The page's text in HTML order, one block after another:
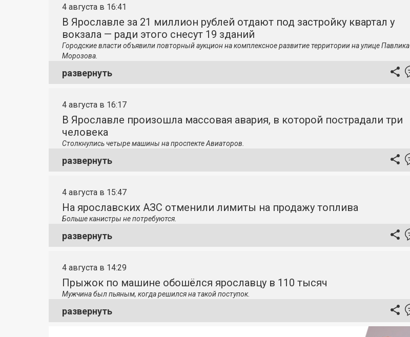
4 августа в 16:41
В Ярославле за 21 миллион рублей отдают под застройку квартал у
вокзала — ради этого снесут 19 зданий
Городские власти объявили повторный аукцион на комплексное развитие территории на улице Павлика
Морозова.
развернуть
4 августа в 16:17
В Ярославле произошла массовая авария, в которой пострадали три
человека
Столкнулись четыре машины на проспекте Авиаторов.
развернуть
4 августа в 15:47
На ярославских АЗС отменили лимиты на продажу топлива
Больше канистры не потребуются.
развернуть
4 августа в 14:29
Прыжок по машине обошёлся ярославцу в 110 тысяч
Мужчина был пьяным, когда решился на такой поступок.
развернуть